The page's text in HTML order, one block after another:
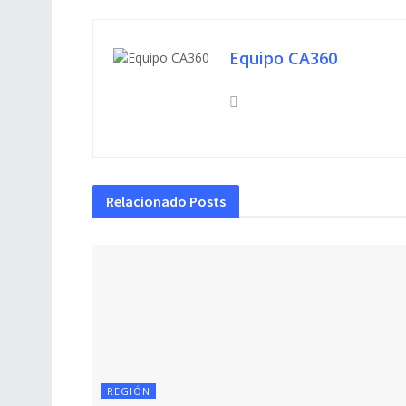
Equipo CA360
Relacionado Posts
REGIÓN